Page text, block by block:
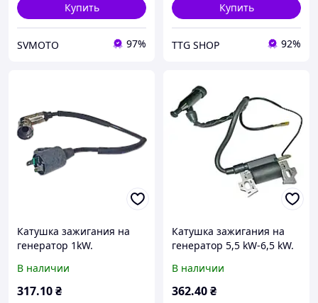
Купить
SVMOTO 97%
Купить
TTG SHOP 92%
Катушка зажигания на
генератор 1kW.
В наличии
317.10₴
Катушка зажигания на
генератор 5,5 kW-6,5 kW.
В наличии
362.40₴